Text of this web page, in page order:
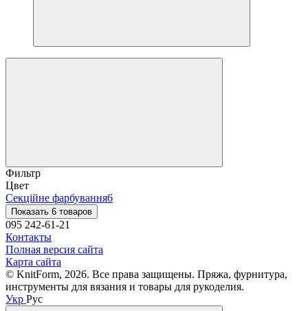
Фильтр
Цвет
Секційне фарбування6
Показать 6 товаров
095 242-61-21
Контакты
Полная версия сайта
Карта сайта
© KnitForm, 2026. Все права защищены. Пряжа, фурнитура,
инструменты для вязания и товары для рукоделия.
Укр Рус